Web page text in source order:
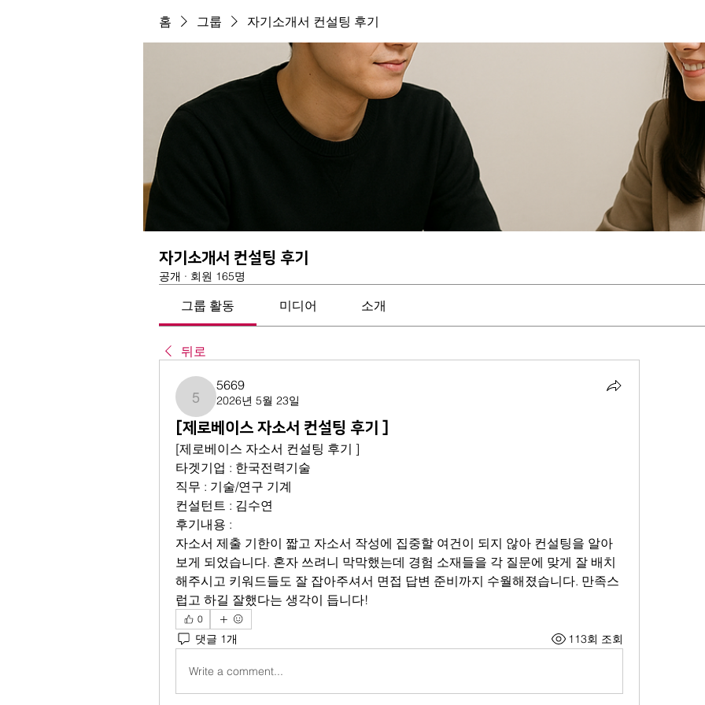
홈 그룹 자기소개서 컨설팅 후기
자기소개서 컨설팅 후기
공개 · 회원 165명
그룹 활동 미디어 소개
뒤로
5669
5669
2026년 5월 23일
[제로베이스 자소서 컨설팅 후기 ]
[제로베이스 자소서 컨설팅 후기 ]
타겟기업 : 한국전력기술
직무 : 기술/연구 기계
컨설턴트 : 김수연
후기내용 :
자소서 제출 기한이 짧고 자소서 작성에 집중할 여건이 되지 않아 컨설팅을 알아
보게 되었습니다. 혼자 쓰려니 막막했는데 경험 소재들을 각 질문에 맞게 잘 배치
해주시고 키워드들도 잘 잡아주셔서 면접 답변 준비까지 수월해졌습니다. 만족스
럽고 하길 잘했다는 생각이 듭니다!
0
댓글 1개 113회 조회
Write a comment...